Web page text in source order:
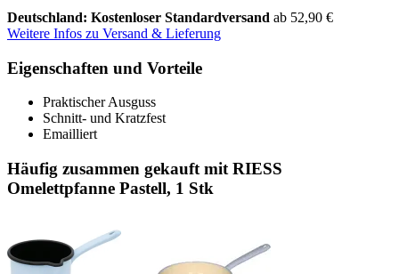
Deutschland: Kostenloser Standardversand ab 52,90 €
Weitere Infos zu Versand & Lieferung
Eigenschaften und Vorteile
Praktischer Ausguss
Schnitt- und Kratzfest
Emailliert
Häufig zusammen gekauft mit RIESS
Omelettpfanne Pastell, 1 Stk